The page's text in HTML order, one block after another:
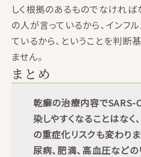
しく根拠のあるものでなければ
の人が言っているから、インフ
ているから、ということを判断
ません。
まとめ
乾癬の治療内容でSARS-
染しやすくなることはな
の重症化リスクも変わり
尿病、肥満、高血圧など